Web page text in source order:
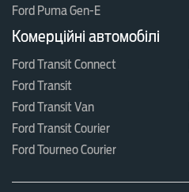
Ford Puma Gen-E
Комерційні автомобілі
Ford Transit Connect
Ford Transit
Ford Transit Van
Ford Transit Courier
Ford Tourneo Courier